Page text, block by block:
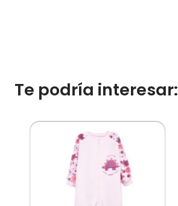
Te podría interesar: